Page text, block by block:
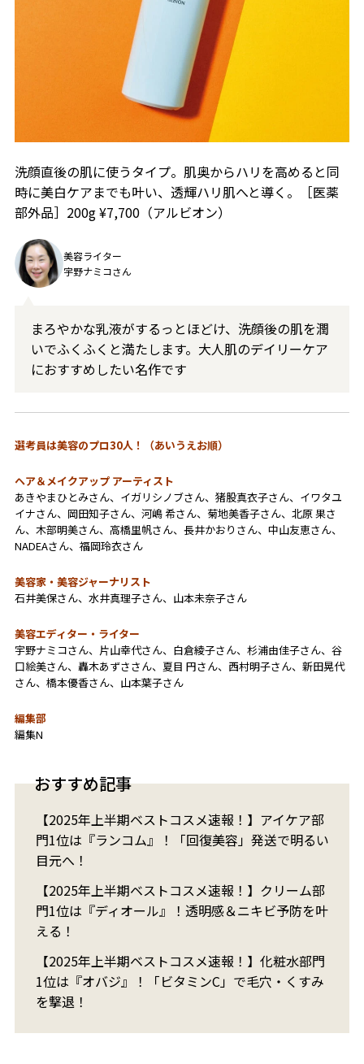
洗顔直後の肌に使うタイプ。肌奥からハリを高めると同
時に美白ケアまでも叶い、透輝ハリ肌へと導く。［医薬
部外品］200g ¥7,700（アルビオン）
美容ライター
宇野ナミコさん
まろやかな乳液がするっとほどけ、洗顔後の肌を潤
いでふくふくと満たします。大人肌のデイリーケア
におすすめしたい名作です
選考員は美容のプロ30人！（あいうえお順）
ヘア＆メイクアップ アーティスト
あきやまひとみさん、イガリシノブさん、猪股真衣子さん、イワタユ
イナさん、岡田知子さん、河嶋 希さん、菊地美香子さん、北原 果さ
ん、木部明美さん、高橋里帆さん、長井かおりさん、中山友恵さん、
NADEAさん、福岡玲衣さん
美容家・美容ジャーナリスト
石井美保さん、水井真理子さん、山本未奈子さん
美容エディター・ライター
宇野ナミコさん、片山幸代さん、白倉綾子さん、杉浦由佳子さん、谷
口絵美さん、轟木あずささん、夏目 円さん、西村明子さん、新田晃代
さん、橋本優香さん、山本葉子さん
編集部
編集N
おすすめ記事
【2025年上半期ベストコスメ速報！】アイケア部
門1位は『ランコム』！「回復美容」発送で明るい
目元へ！
【2025年上半期ベストコスメ速報！】クリーム部
門1位は『ディオール』！透明感＆ニキビ予防を叶
える！
【2025年上半期ベストコスメ速報！】化粧水部門
1位は『オバジ』！「ビタミンC」で毛穴・くすみ
を撃退！